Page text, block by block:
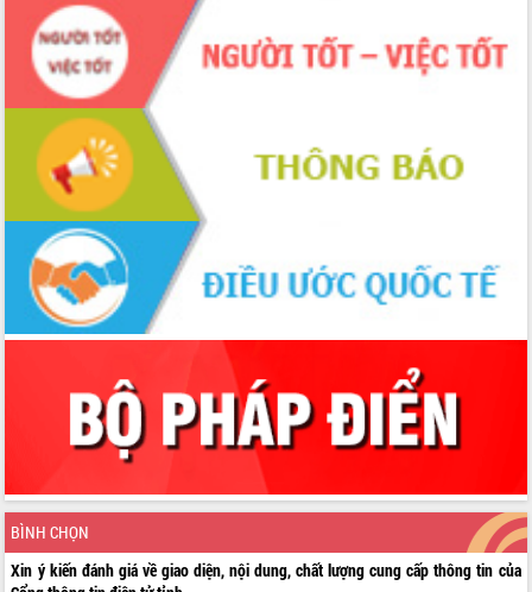
BÌNH CHỌN
Xin ý kiến đánh giá về giao diện, nội dung, chất lượng cung cấp thông tin của